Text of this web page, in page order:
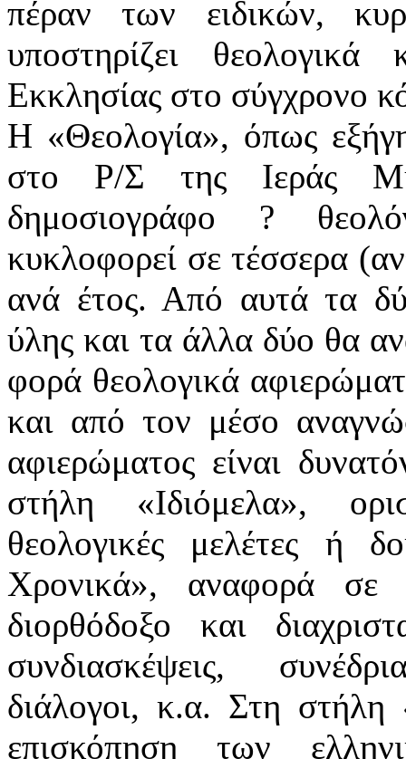
πέραν των ειδικών,
υποστηρίζει
Εκκλησίας στο σύγχρονο
Η «Θεολογία», όπως
στο Ρ/Σ της Ιεράς
δημοσιογράφο ?
κυκλοφορεί σε τέσσερα
ανά έτος. Από αυτά τα
ύλης και τα άλλα δύο θα
φορά θεολογικά
και από τον μέσο
αφιερώματος είναι
στήλη «Ιδιόμελα»,
θεολογικές μελέτες ή
Χρονικά», αναφορά σε
διορθόδοξο και
συνδιασκέψεις,
διάλογοι, κ.α. Στη στήλη
επισκόπηση των